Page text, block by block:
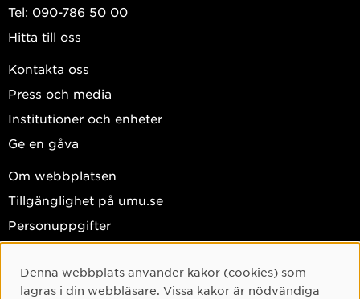
Tel: 090-786 50 00
Hitta till oss
Kontakta oss
Press och media
Institutioner och enheter
Ge en gåva
Om webbplatsen
Tillgänglighet på umu.se
Personuppgifter
Facebook
Cookie-samtycke
Denna webbplats använder kakor (cookies) som
lagras i din webbläsare. Vissa kakor är nödvändiga